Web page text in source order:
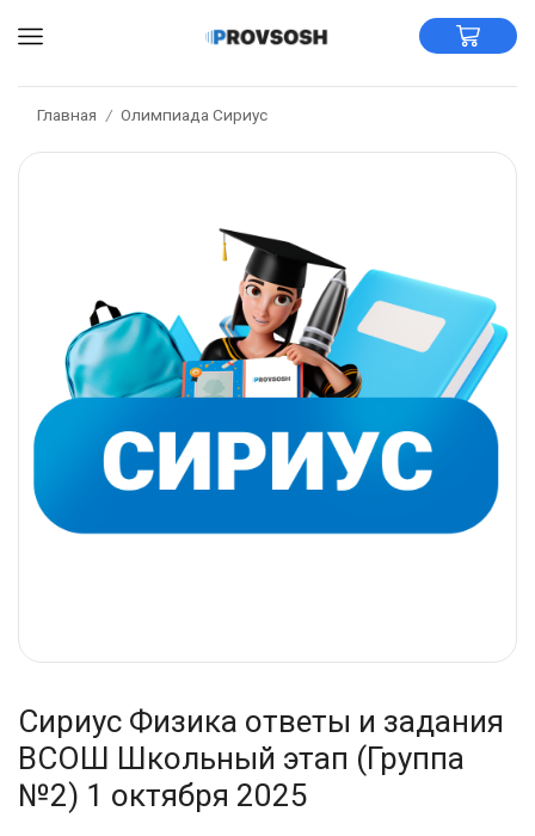
Главная / Олимпиада Сириус
Сириус Физика ответы и задания
ВСОШ Школьный этап (Группа
№2) 1 октября 2025